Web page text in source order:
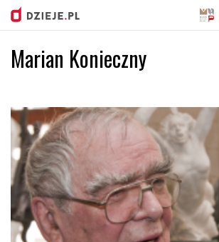
Marian Konieczny